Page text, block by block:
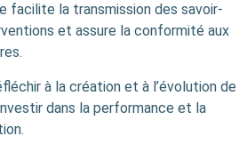
facilite la transmission des savoir-
et assure la conformité aux
à la création et à l’évolution de
dans la performance et la